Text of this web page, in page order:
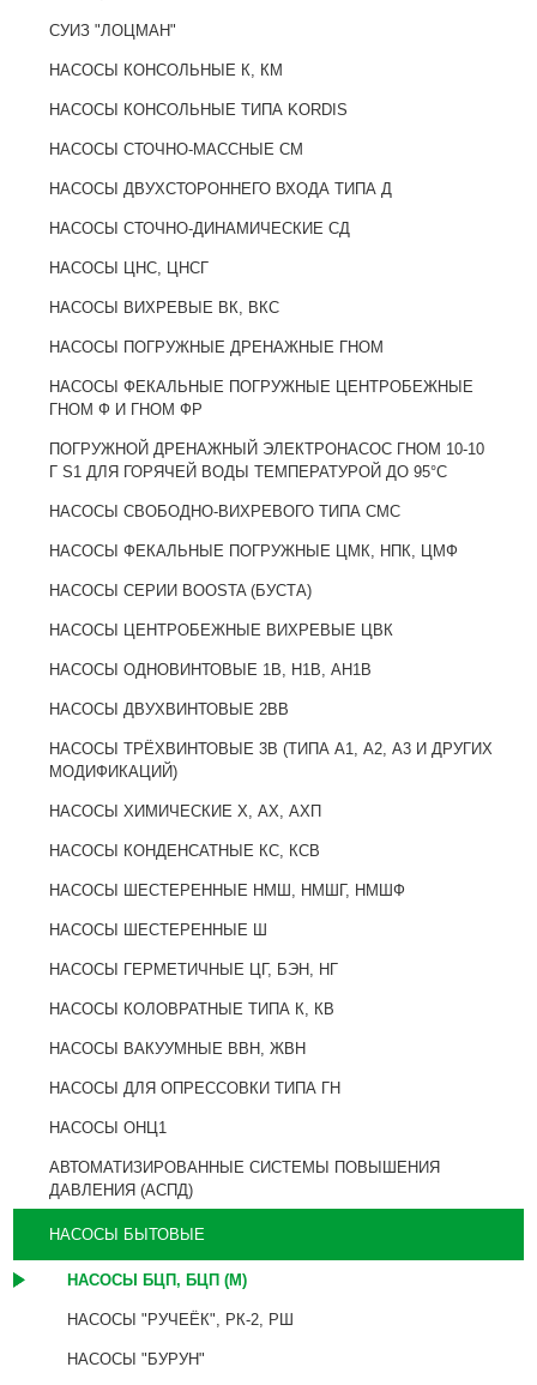
СУИЗ "ЛОЦМАН"
НАСОСЫ КОНСОЛЬНЫЕ К, КМ
НАСОСЫ КОНСОЛЬНЫЕ ТИПА KORDIS
НАСОСЫ СТОЧНО-МАССНЫЕ СМ
НАСОСЫ ДВУХСТОРОННЕГО ВХОДА ТИПА Д
НАСОСЫ СТОЧНО-ДИНАМИЧЕСКИЕ СД
НАСОСЫ ЦНС, ЦНСГ
НАСОСЫ ВИХРЕВЫЕ ВК, ВКС
НАСОСЫ ПОГРУЖНЫЕ ДРЕНАЖНЫЕ ГНОМ
НАСОСЫ ФЕКАЛЬНЫЕ ПОГРУЖНЫЕ ЦЕНТРОБЕЖНЫЕ
ГНОМ Ф И ГНОМ ФР
ПОГРУЖНОЙ ДРЕНАЖНЫЙ ЭЛЕКТРОНАСОС ГНОМ 10-10
Г S1 ДЛЯ ГОРЯЧЕЙ ВОДЫ ТЕМПЕРАТУРОЙ ДО 95°C
НАСОСЫ СВОБОДНО-ВИХРЕВОГО ТИПА CMC
НАСОСЫ ФЕКАЛЬНЫЕ ПОГРУЖНЫЕ ЦМК, НПК, ЦМФ
НАСОСЫ СЕРИИ BOOSTA (БУСТА)
НАСОСЫ ЦЕНТРОБЕЖНЫЕ ВИХРЕВЫЕ ЦВК
НАСОСЫ ОДНОВИНТОВЫЕ 1В, Н1В, АН1В
НАСОСЫ ДВУХВИНТОВЫЕ 2BB
НАСОСЫ ТРЁХВИНТОВЫЕ 3В (ТИПА А1, А2, А3 И ДРУГИХ
МОДИФИКАЦИЙ)
НАСОСЫ ХИМИЧЕСКИЕ Х, АХ, АХП
НАСОСЫ КОНДЕНСАТНЫЕ КС, КСВ
НАСОСЫ ШЕСТЕРЕННЫЕ НМШ, НМШГ, НМШФ
НАСОСЫ ШЕСТЕРЕННЫЕ Ш
НАСОСЫ ГЕРМЕТИЧНЫЕ ЦГ, БЭН, НГ
НАСОСЫ КОЛОВРАТНЫЕ ТИПА К, КВ
НАСОСЫ ВАКУУМНЫЕ ВВН, ЖВН
НАСОСЫ ДЛЯ ОПРЕССОВКИ ТИПА ГН
НАСОСЫ ОНЦ1
АВТОМАТИЗИРОВАННЫЕ СИСТЕМЫ ПОВЫШЕНИЯ
ДАВЛЕНИЯ (АСПД)
НАСОСЫ БЫТОВЫЕ
НАСОСЫ БЦП, БЦП (М)
НАСОСЫ "РУЧЕЁК", РК-2, РШ
НАСОСЫ "БУРУН"